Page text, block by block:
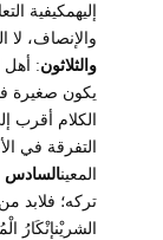
إليهمكيفية
والإنصاف، لا
والثلاثون: أهل
يكون صغيرة
الكلام أقرب
التفرقة في
المعينالسادس
تركه؛ فلابد
الشريْنإنْكَارُ